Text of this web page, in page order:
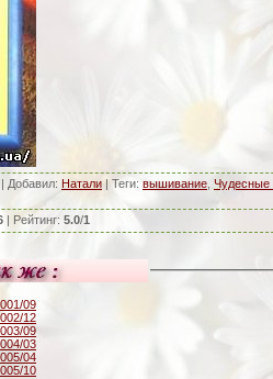
| Добавил: Натали | Теги: вышивание Чудесные
| Рейтинг: 5.0/1
09
12
09
03
04
10